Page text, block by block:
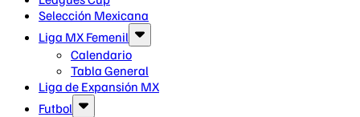
Selección Mexicana
Liga MX Femenil
Calendario
Tabla General
Liga de Expansión MX
Futbol